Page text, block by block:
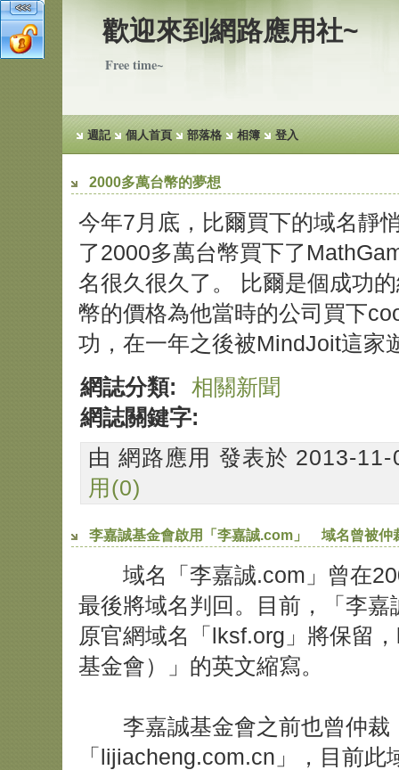
歡迎來到網路應用社~
Free time~
週記 個人首頁 部落格 相簿 登入
2000多萬台幣的夢想
今年7月底，比爾買下的域名靜
了2000多萬台幣買下了
名很久很久了。 比爾是個成功
幣的價格為他當時的公司買下
功，在一年之後被MindJoit這家
網誌分類:
相關新聞
網誌關鍵字:
由 網路應用 發表於 2013-
用(0)
李嘉誠基金會啟用「李嘉誠.com」 域名曾被仲
域名「李嘉誠.com」曾在
最後將域名判回。目前，「李
原官網域名「lksf.org」將保留
基金會）」的英文縮寫。
李嘉誠基金會之前也曾仲裁
「lijiacheng.com.cn」，目前此